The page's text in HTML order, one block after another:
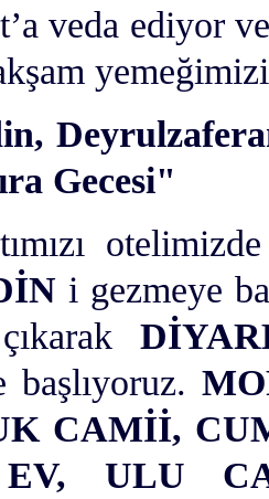
veda ediyor
Gecesi"
i gezmeye
başlıyoruz.
CAMİİ,
ULU